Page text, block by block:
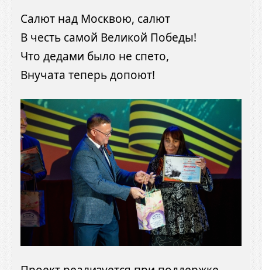
Салют над Москвою, салют
В честь самой Великой Победы!
Что дедами было не спето,
Внучата теперь допоют!